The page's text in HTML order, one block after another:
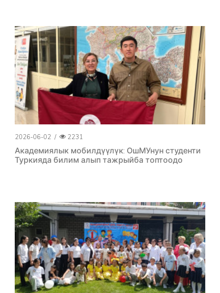
2026-06-02 / 2231
Академиялык мобилдүүлүк: ОшМУнун студенти
Туркияда билим алып тажрыйба топтоодо